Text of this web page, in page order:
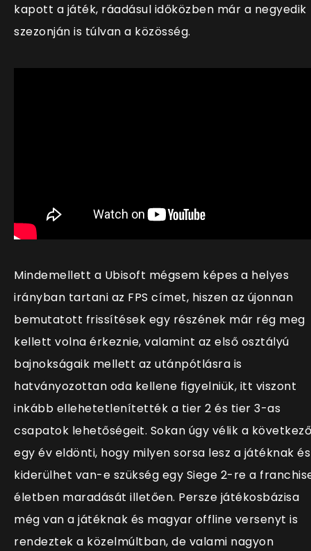
kapott a játék, ráadásul időközben már a negyedik
szezonján is túlvan a közösség.
Mindemellett a Ubisoft mégsem képes a helyes
irányban tartani az FPS címet, hiszen az újonnan
bemutatott frissítések egy részének már rég meg
kellett volna érkeznie, valamint az első osztályú
bajnokságaik mellett az utánpótlásra is
hatványozottan oda kellene figyelniük, itt viszont
inkább ellehetetlenítették a tier 2 és tier 3-as
csapatok lehetőségeit. Sokan úgy vélik a következő
egy év eldönti, hogy milyen sorsa lesz a játéknak és
kiderülhet van-e szükség egy Siege 2-re a
életben maradását illetően. Persze játékosbázisa
még van a játéknak és magyar offline versenyt is
rendeztek a közelmúltban, de valami nagyon